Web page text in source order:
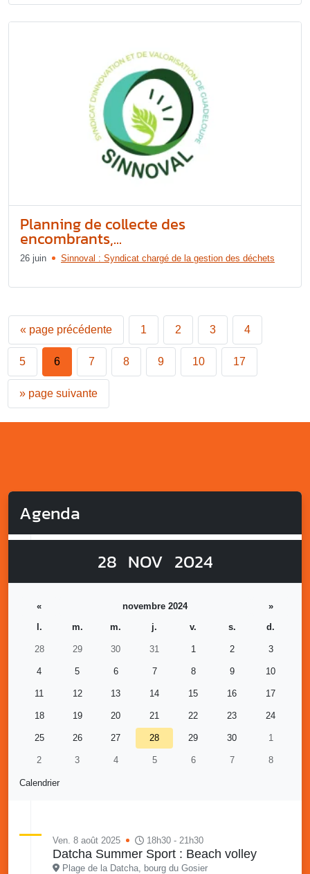
Planning de collecte des
encombrants,...
26 juin Sinnoval : Syndicat chargé de la gestion des déchets
« page précédente 1 2 3 4
5 6 7 8 9 10 17
» page suivante
Agenda
28 NOV 2024
Calendrier
« novembre 2024
»
l.
m. m. j. v. s. d.
28 29 30 31 1 2 3
4 5 6 7 8 9 10
11 12 13 14 15 16 17
18 19 20 21 22 23 24
25 26 27 28 29 30 1
2 3 4 5 6 7 8
Ven. 8 août 2025 18h30 - 21h30
Datcha Summer Sport : Beach volley
Plage de la Datcha, bourg du Gosier